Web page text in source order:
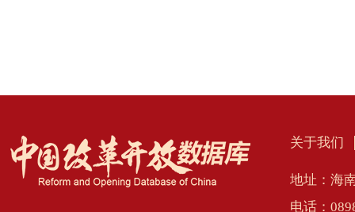
关于我们
地址：海
电话：